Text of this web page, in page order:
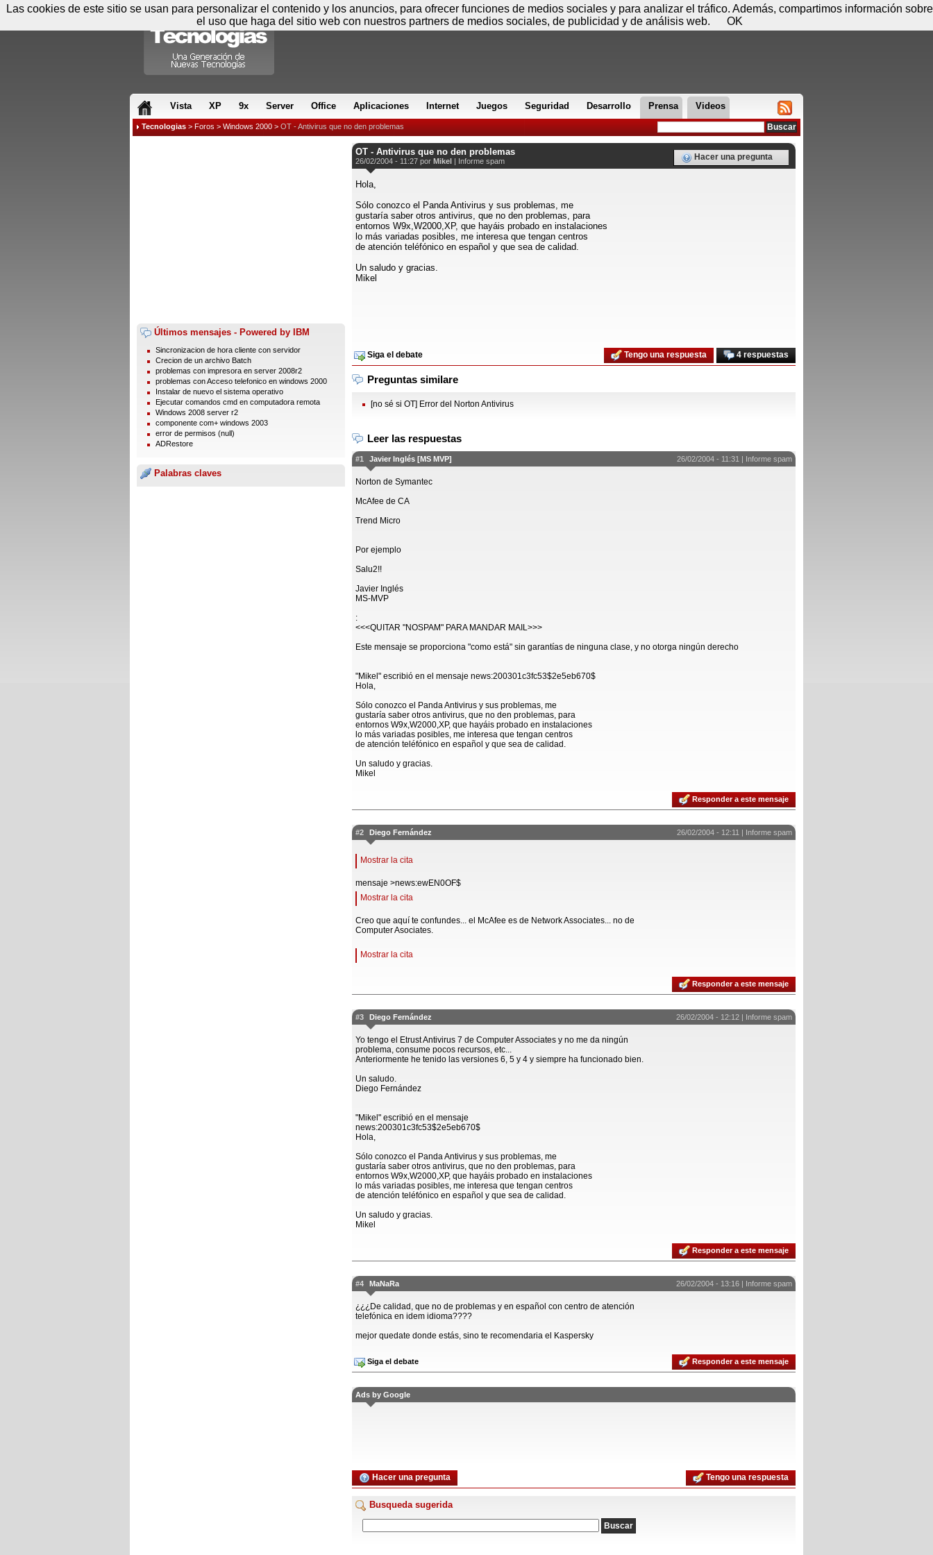
Vista XP 9x Server Office Aplicaciones Internet Juegos Seguridad Desarrollo Prensa Videos
Tecnologias > Foros > Windows 2000 > OT - Antivirus que no den problemas
Últimos mensajes - Powered by IBM
Sincronizacion de hora cliente con servidor
Crecion de un archivo Batch
problemas con impresora en server 2008r2
problemas con Acceso telefonico en windows 2000
Instalar de nuevo el sistema operativo
Ejecutar comandos cmd en computadora remota
Windows 2008 server r2
componente com+ windows 2003
error de permisos (null)
ADRestore
Palabras claves
OT - Antivirus que no den problemas
26/02/2004 - 11:27 por Mikel | Informe spam Hacer una pregunta
Hola,
Sólo conozco el Panda Antivirus y sus problemas, me
gustaría saber otros antivirus, que no den problemas, para
entornos W9x,W2000,XP, que hayáis probado en instalaciones
lo más variadas posibles, me interesa que tengan centros
de atención teléfónico en español y que sea de calidad.
Un saludo y gracias.
Mikel
Siga el debate 4 respuestas
Tengo una respuesta
Preguntas similare
[no sé si OT] Error del Norton Antivirus
Leer las respuestas
#1 Javier Inglés [MS MVP] 26/02/2004 - 11:31 | Informe spam
Norton de Symantec
McAfee de CA
Trend Micro
Por ejemplo
Salu2!!
Javier Inglés
MS-MVP
:
<<<QUITAR "NOSPAM" PARA MANDAR MAIL>>>
Este mensaje se proporciona "como está" sin garantías de ninguna clase, y no otorga ningún derecho
"Mikel" escribió en el mensaje news:200301c3fc53$2e5eb670$
Hola,
Sólo conozco el Panda Antivirus y sus problemas, me
gustaría saber otros antivirus, que no den problemas, para
entornos W9x,W2000,XP, que hayáis probado en instalaciones
lo más variadas posibles, me interesa que tengan centros
de atención teléfónico en español y que sea de calidad.
Un saludo y gracias.
Mikel
Responder a este mensaje
#2 Diego Fernández 26/02/2004 - 12:11 | Informe spam
Mostrar la cita
mensaje >news:ewEN0OF$
Mostrar la cita
Creo que aquí te confundes... el McAfee es de Network Associates... no de
Computer Asociates.
Mostrar la cita
Responder a este mensaje
#3 Diego Fernández 26/02/2004 - 12:12 | Informe spam
Yo tengo el Etrust Antivirus 7 de Computer Associates y no me da ningún
problema, consume pocos recursos, etc...
Anteriormente he tenido las versiones 6, 5 y 4 y siempre ha funcionado bien.
Un saludo.
Diego Fernández
"Mikel" escribió en el mensaje
news:200301c3fc53$2e5eb670$
Hola,
Sólo conozco el Panda Antivirus y sus problemas, me
gustaría saber otros antivirus, que no den problemas, para
entornos W9x,W2000,XP, que hayáis probado en instalaciones
lo más variadas posibles, me interesa que tengan centros
de atención teléfónico en español y que sea de calidad.
Un saludo y gracias.
Mikel
Responder a este mensaje
#4 MaNaRa 26/02/2004 - 13:16 | Informe spam
¿¿¿De calidad, que no de problemas y en español con centro de atención
telefónica en idem idioma????
mejor quedate donde estás, sino te recomendaria el Kaspersky
Siga el debate Responder a este mensaje
Ads by Google
Hacer una pregunta Tengo una respuesta
Busqueda sugerida
Sábado 08 de agosto - 04:42 Registrar Conectar
Las cookies de este sitio se usan para personalizar el contenido y los anuncios, para ofrecer funciones de medios sociales y para analizar el tráfico. Además, compartimos información sobre
el uso que haga del sitio web con nuestros partners de medios sociales, de publicidad y de análisis web.
OK